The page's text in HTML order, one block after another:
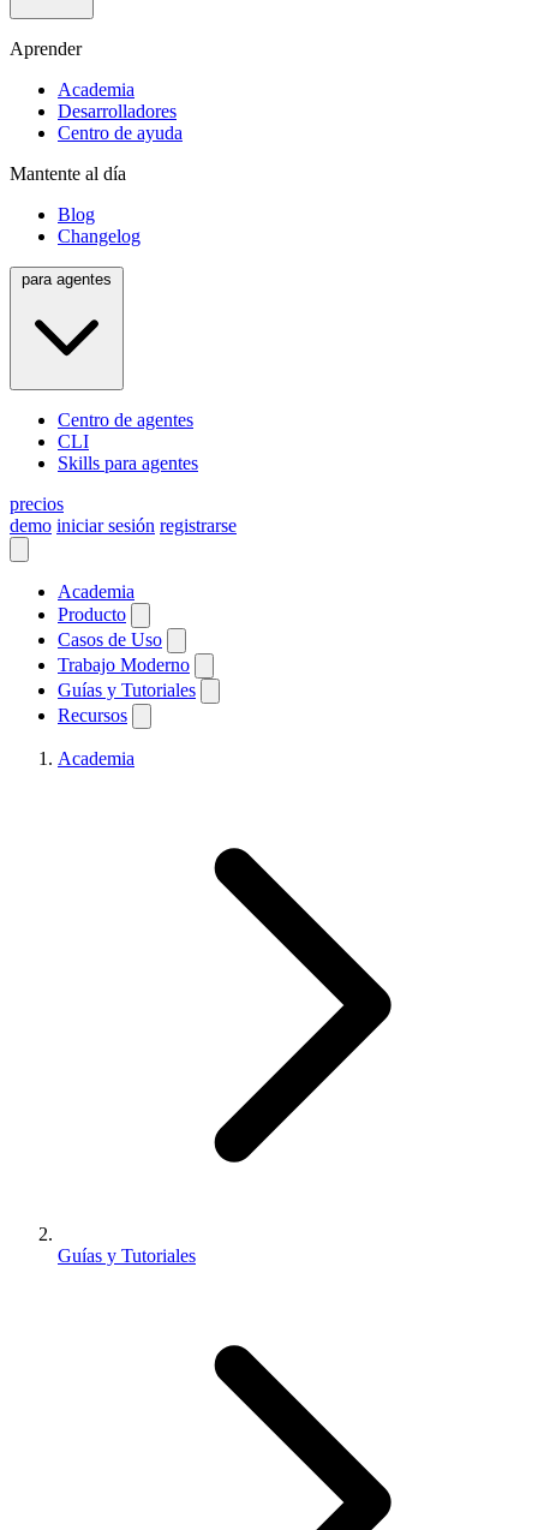
Aprender
Academia
Desarrolladores
Centro de ayuda
Mantente al día
Blog
Changelog
Centro de agentes
CLI
Skills para agentes
precios
demo iniciar sesión registrarse
Academia
Producto
Casos de Uso
Trabajo Moderno
Guías y Tutoriales
Recursos
Academia
Guías y Tutoriales